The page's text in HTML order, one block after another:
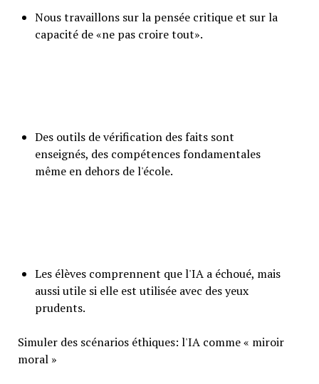
Nous travaillons sur la pensée critique et sur la
capacité de «ne pas croire tout».
Des outils de vérification des faits sont
enseignés, des compétences fondamentales
même en dehors de l'école.
Les élèves comprennent que l'IA a échoué, mais
aussi utile si elle est utilisée avec des yeux
prudents.
Simuler des scénarios éthiques: l'IA comme « miroir
moral »